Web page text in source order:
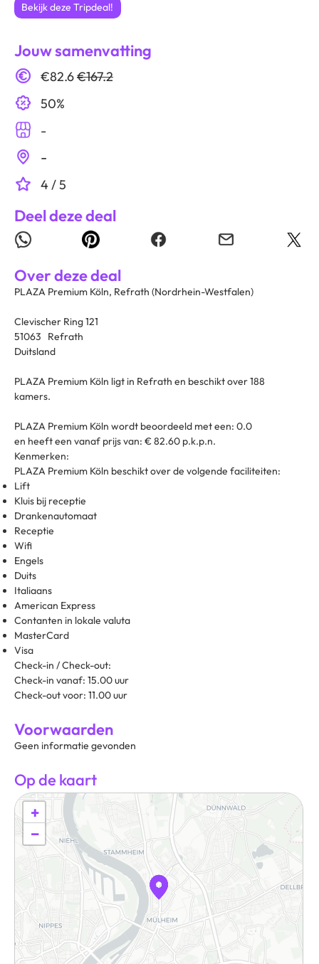
Bekijk deze Tripdeal!
Jouw samenvatting
€82.6€167.2
50%
-
-
4 / 5
Deel deze deal
Over deze deal
PLAZA Premium Köln, Refrath (Nordrhein-Westfalen)
Clevischer Ring 121
51063 Refrath
Duitsland
PLAZA Premium Köln ligt in Refrath en beschikt over 188
kamers.
PLAZA Premium Köln wordt beoordeeld met een: 0.0
en heeft een vanaf prijs van: € 82.60 p.k.p.n.
Kenmerken:
PLAZA Premium Köln beschikt over de volgende faciliteiten:
Lift
Kluis bij receptie
Drankenautomaat
Receptie
Wifi
Engels
Duits
Italiaans
American Express
Contanten in lokale valuta
MasterCard
Visa
Check-in / Check-out:
Check-in vanaf: 15.00 uur
Check-out voor: 11.00 uur
Voorwaarden
Geen informatie gevonden
Op de kaart
+
−